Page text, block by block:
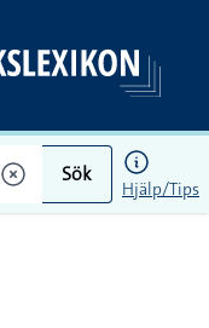
Sök
Hjälp/Tips